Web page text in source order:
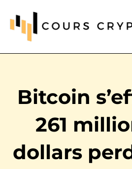
Bitcoin
261
dollars